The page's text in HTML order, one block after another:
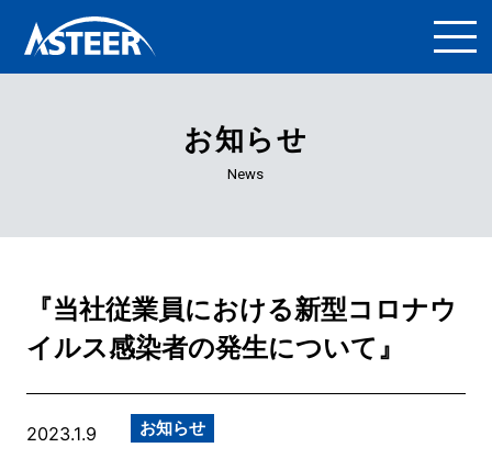
お知らせ
News
『当社従業員における新型コロナウ
イルス感染者の発生について』
2023.1.9 お知らせ